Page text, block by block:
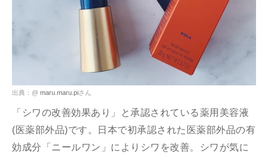
出典：@ maru.maru.piさん
「シワの改善効果あり」と承認されている薬用美容液
(医薬部外品)です。日本で初承認された医薬部外品の有
効成分「ニールワン」によりシワを改善。シワが気に